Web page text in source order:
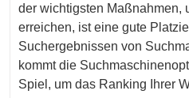
der wichtigsten Maßnahmen,
erreichen, ist eine gute
Suchergebnissen von
kommt die
Spiel, um das Ranking Ihrer